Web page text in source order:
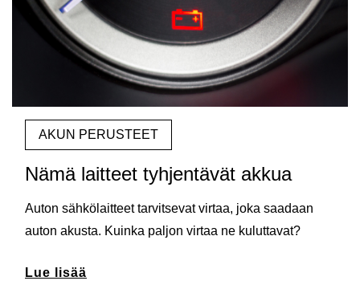
AKUN PERUSTEET
Nämä laitteet tyhjentävät akkua
Auton sähkölaitteet tarvitsevat virtaa, joka saadaan
auton akusta. Kuinka paljon virtaa ne kuluttavat?
Lue lisää